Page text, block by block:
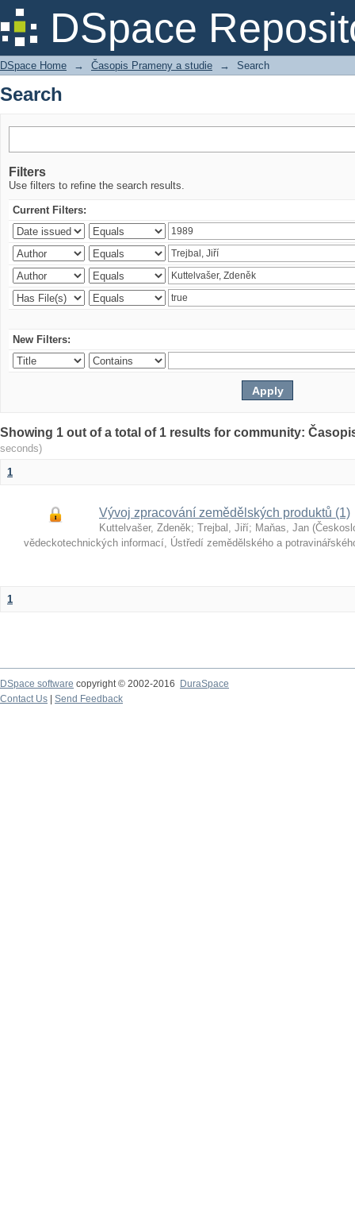
DSpace
Search
DSpace Home → Časopis Prameny a studie → Search
Search
Filters
Use filters to refine the search results.
Current Filters:
New Filters:
Showing 1 out of a total of 1 results for community:
seconds)
1
Vývoj zpracování zemědělských produktů (1)
Kuttelvašer, Zdeněk; Trejbal, Jiří; Maňas, Jan (
vědeckotechnických informací, Ústředí zemědělského a
1
DSpace software copyright © 2002-2016
DuraSpace
Contact Us
Send Feedback